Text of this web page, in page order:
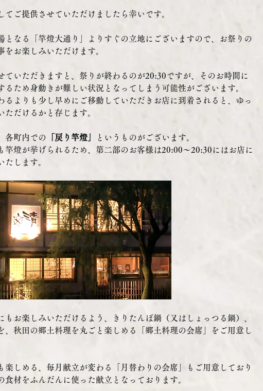
てご提供させていただけましたら幸いです。
となる「竿燈大通り」よりすぐの立地にございますので、お祭りの
お楽しみいただけます。
ていただきますと、祭りが終わるのが20:30ですが、そのお時間に
るため身動きが難しい状況となってしまう可能性がございます。
るよりも少し早めにご移動していただきお店に到着されると、ゆっ
ただけるかと存じます。
各町内での 「戻り竿燈」
というものがございます。
竿燈が挙げられるため、第二部のお客様は20:00〜20:30にはお店に
たします。
もお楽しみいただけるよう、きりたんぽ鍋（又はしょっつる鍋）、
、秋田の郷土料理を丸ごと楽しめる「郷土料理の会席」をご用意し
楽しめる、毎月献立が変わる「月替わりの会席」もご用意しており
食材をふんだんに使った献立となっております。